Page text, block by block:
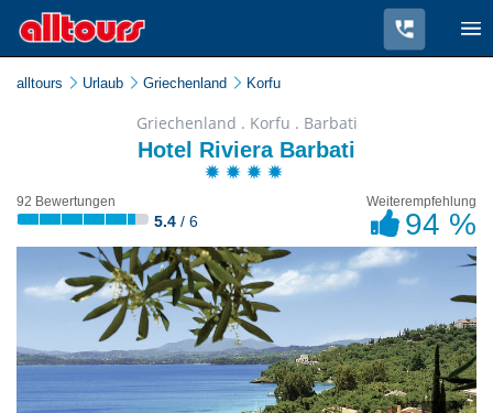
alltours Urlaub Griechenland Korfu
Griechenland . Korfu . Barbati
Hotel Riviera Barbati
92 Bewertungen
5.4 / 6
Weiterempfehlung
94 %